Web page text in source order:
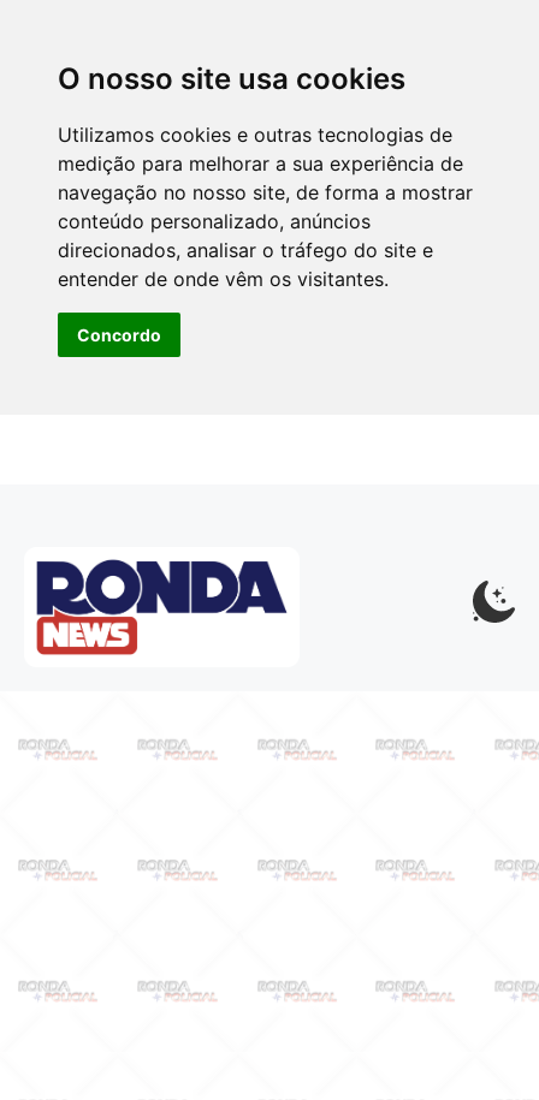
O nosso site usa cookies
Utilizamos cookies e outras tecnologias de
medição para melhorar a sua experiência de
navegação no nosso site, de forma a mostrar
conteúdo personalizado, anúncios
direcionados, analisar o tráfego do site e
entender de onde vêm os visitantes.
Concordo